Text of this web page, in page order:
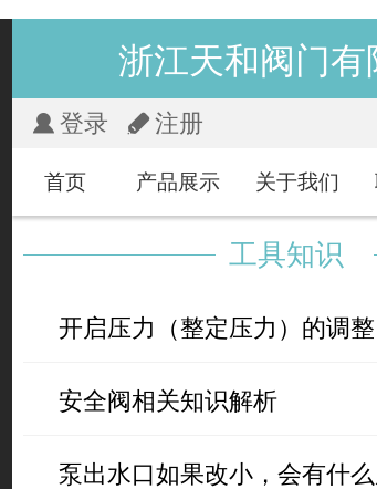
浙江天和阀门有
登录 注册
首页 产品展示 关于我们
工具知识
开启压力（整定压力）的调整
安全阀相关知识解析
泵出水口如果改小，会有什么